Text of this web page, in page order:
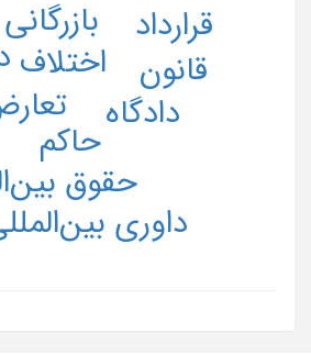
اختلاف
بازرگانی
حاکم
حقوق
دادگاه
داوری
قانون
قرارداد